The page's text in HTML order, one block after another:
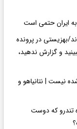
به ایران حتمی است
بهزیستی در پرونده
و گزارش ندهید،
نیست | نتانیاهو و
تندرو که دوست